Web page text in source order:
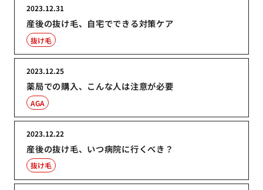
産後の抜け毛、自宅でできる対策ケア
2023.12.31
抜け毛
薬局での購入、こんな人は注意が必要
2023.12.25
AGA
産後の抜け毛、いつ病院に行くべき？
2023.12.22
抜け毛